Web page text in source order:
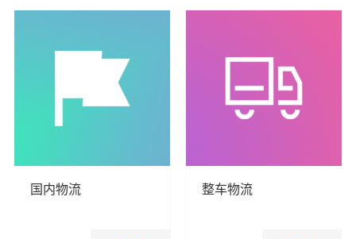
国内物流 整车物流